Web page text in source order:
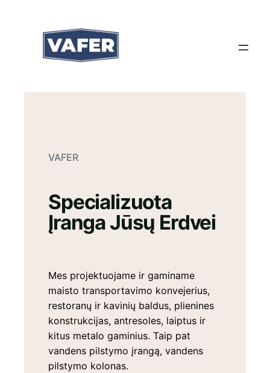
VAFER
Specializuota
Įranga Jūsų Erdvei
Mes projektuojame ir gaminame
maisto transportavimo konvejerius,
restoranų ir kavinių baldus, plienines
konstrukcijas, antresoles, laiptus ir
kitus metalo gaminius. Taip pat
vandens pilstymo įrangą, vandens
pilstymo kolonas.